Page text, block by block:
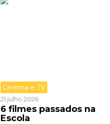
Cinema e TV
21 julho 2026
6 filmes passados na
Escola